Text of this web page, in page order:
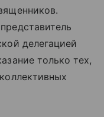
делегацией
только тех,